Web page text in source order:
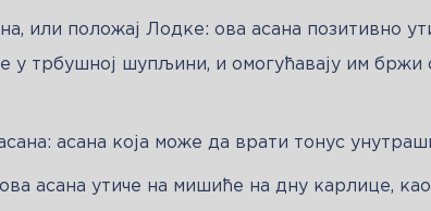
или положај Лодке: ова асана позитивно
у трбушној шупљини, и омогућавају им бржи
асана која може да врати тонус
ова асана утиче на мишиће на дну карлице,